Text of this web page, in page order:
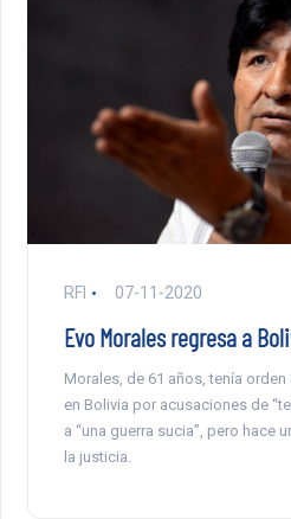
RFI 07-11-2020
Evo Morales regresa a
Morales, de 61 años, tenía
en Bolivia por acusaciones de
a “una guerra sucia”, pero hace
la justicia.